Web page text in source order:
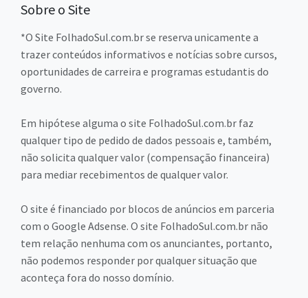
Sobre o Site
*O Site FolhadoSul.com.br se reserva unicamente a
trazer conteúdos informativos e notícias sobre cursos,
oportunidades de carreira e programas estudantis do
governo.
Em hipótese alguma o site FolhadoSul.com.br faz
qualquer tipo de pedido de dados pessoais e, também,
não solicita qualquer valor (compensação financeira)
para mediar recebimentos de qualquer valor.
O site é financiado por blocos de anúncios em parceria
com o Google Adsense. O site FolhadoSul.com.br não
tem relação nenhuma com os anunciantes, portanto,
não podemos responder por qualquer situação que
aconteça fora do nosso domínio.